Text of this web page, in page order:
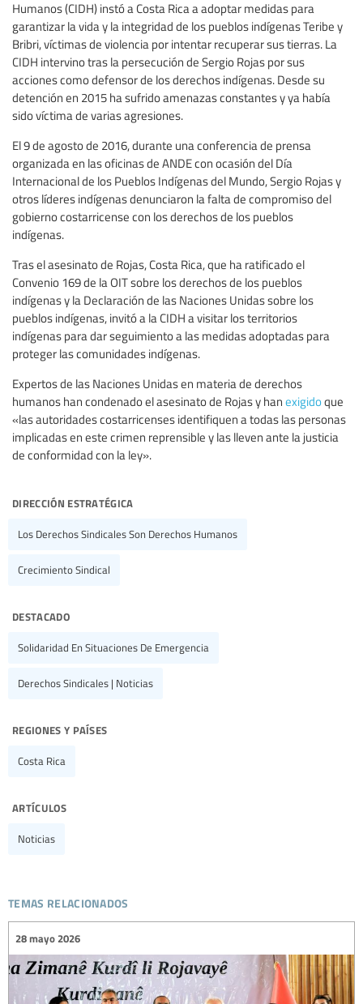
Humanos (CIDH) instó a Costa Rica a adoptar medidas para
garantizar la vida y la integridad de los pueblos indígenas Teribe y
Bribri, víctimas de violencia por intentar recuperar sus tierras. La
CIDH intervino tras la persecución de Sergio Rojas por sus
acciones como defensor de los derechos indígenas. Desde su
detención en 2015 ha sufrido amenazas constantes y ya había
sido víctima de varias agresiones.
El 9 de agosto de 2016, durante una conferencia de prensa
organizada en las oficinas de ANDE con ocasión del Día
Internacional de los Pueblos Indígenas del Mundo, Sergio Rojas y
otros líderes indígenas denunciaron la falta de compromiso del
gobierno costarricense con los derechos de los pueblos
indígenas.
Tras el asesinato de Rojas, Costa Rica, que ha ratificado el
Convenio 169 de la OIT sobre los derechos de los pueblos
indígenas y la Declaración de las Naciones Unidas sobre los
pueblos indígenas, invitó a la CIDH a visitar los territorios
indígenas para dar seguimiento a las medidas adoptadas para
proteger las comunidades indígenas.
Expertos de las Naciones Unidas en materia de derechos
humanos han condenado el asesinato de Rojas y han exigidoque
«las autoridades costarricenses identifiquen a todas las personas
implicadas en este crimen reprensible y las lleven ante la justicia
de conformidad con la ley».
dirección estratégica
Los Derechos Sindicales Son Derechos Humanos
Crecimiento Sindical
destacado
Solidaridad En Situaciones De Emergencia
Derechos Sindicales | Noticias
regiones y países
Costa Rica
artículos
Noticias
temas relacionados
28 mayo 2026